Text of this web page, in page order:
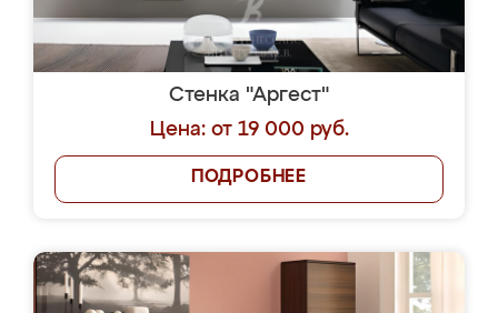
Стенка "Аргест"
Цена: от 19 000 руб.
ПОДРОБНЕЕ